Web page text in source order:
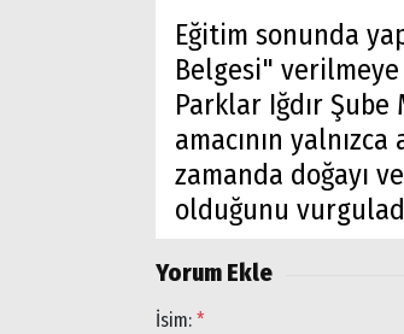
Eğitim sonunda
Belgesi"
Parklar Iğdır
amacının
zamanda doğayı
olduğunu
Yorum Ekle
İsim: *